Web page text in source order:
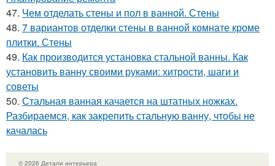
47. Чем отделать стены и пол в ванной. Стены
48. 7 вариантов отделки стены в ванной комнате кроме
плитки. Стены
49. Как производится установка стальной ванны. Как
установить ванну своими руками: хитрости, шаги и
советы
50. Стальная ванная качается на штатных ножках.
Разбираемся, как закрепить стальную ванну, чтобы не
качалась
© 2026 Детали интерьера